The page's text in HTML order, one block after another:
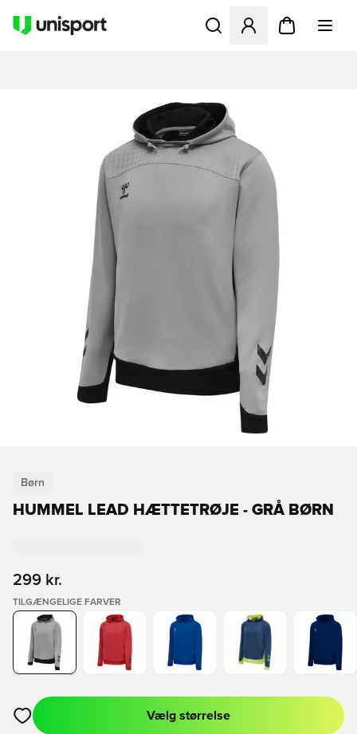
Åbner en Modal til at
Børn
HUMMEL LEAD HÆTTETRØJE - GRÅ BØRN
299 kr.
TILGÆNGELIGE FARVER
Åbner en Modal til at logge ind eller tilmelde dig som medlem
Vælg størrelse